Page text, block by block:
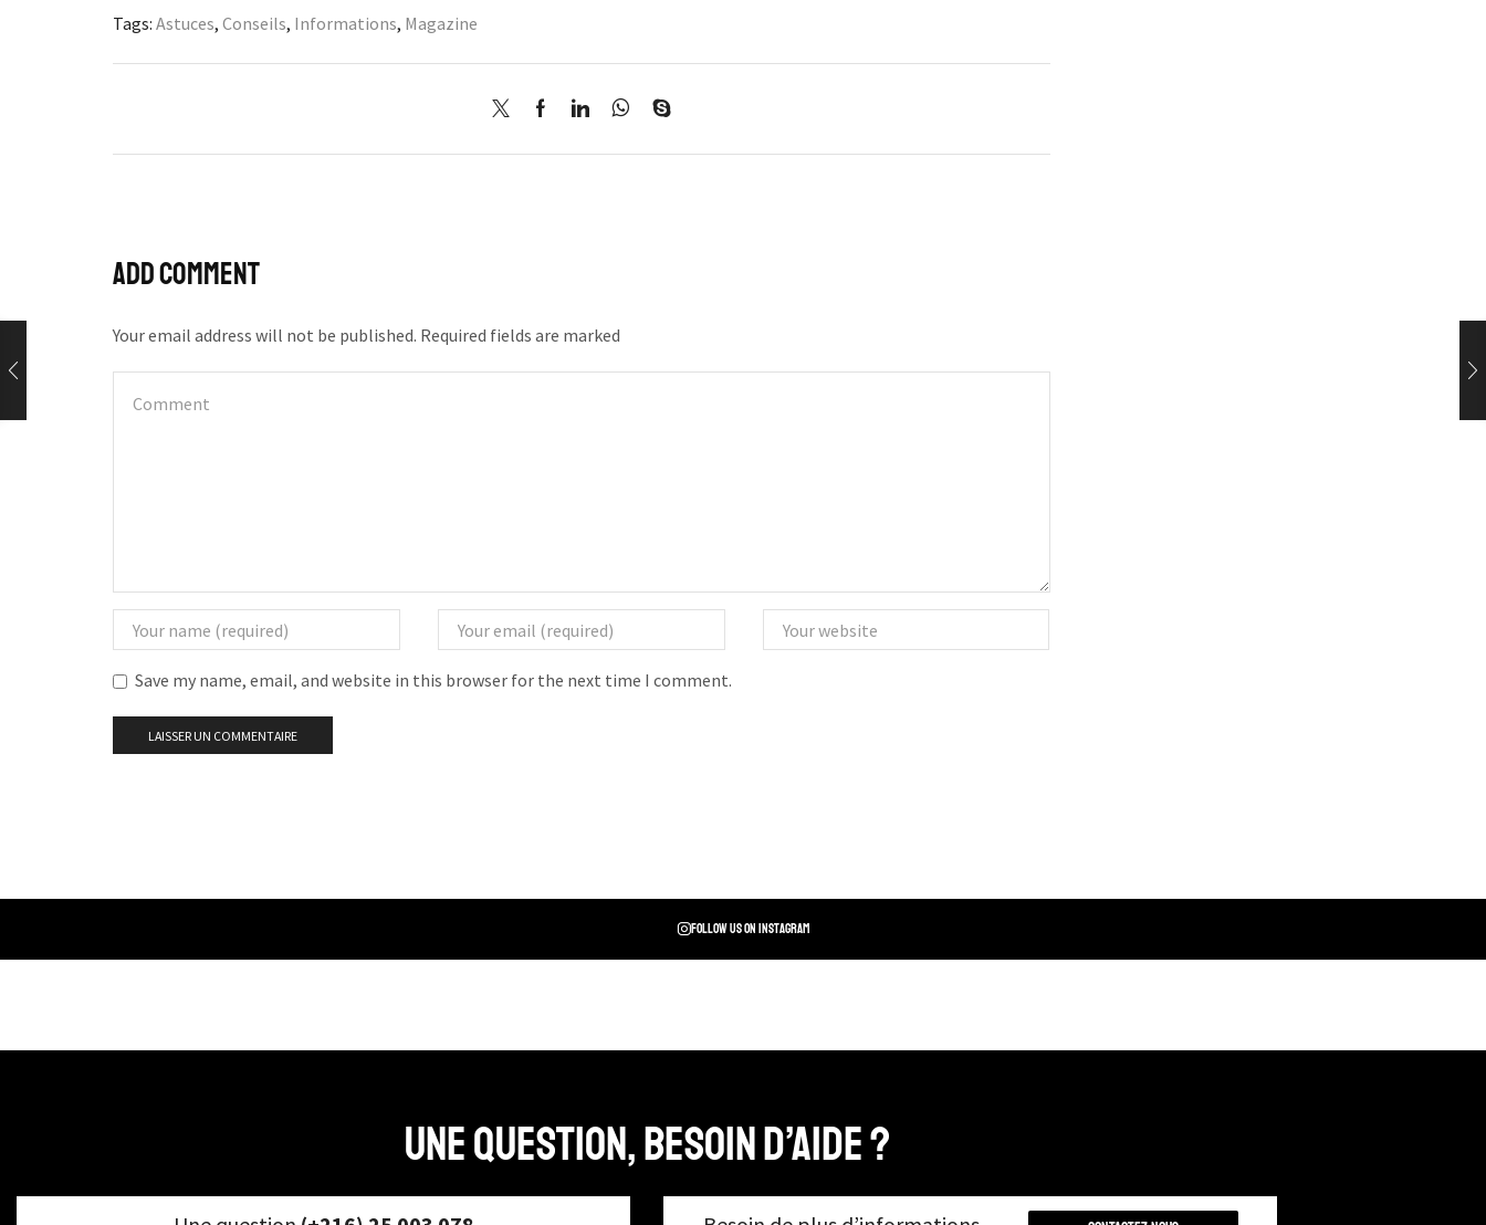
Tags: Astuces, Conseils, Informations, Magazine
Add comment
Your email address will not be published. Required fields are marked
Save my name, email, and website in this browser for the next time I comment.
Follow us on instagram
Une question, Besoin d’aide ?